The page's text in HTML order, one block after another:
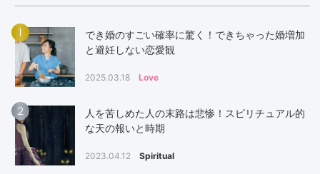
でき婚のすごい確率に驚く！できちゃった婚増加
と避妊しない恋愛観
2025.03.18 Love
2
人を苦しめた人の末路は悲惨！スピリチュアル的
な天の報いと時期
2023.04.12 Spiritual